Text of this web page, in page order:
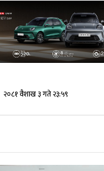
२०८१ वैशाख ३ गते २३:५९